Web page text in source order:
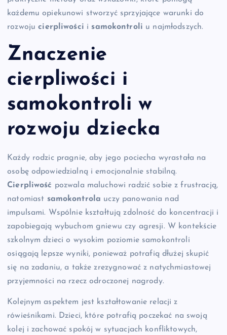
każdemu opiekunowi stworzyć sprzyjające warunki do
rozwojucierpliwości i samokontroli u najmłodszych.
Znaczenie
cierpliwości i
samokontroli w
rozwoju dziecka
Każdy rodzic pragnie, aby jego pociecha wyrastała na
osobę odpowiedzialną i emocjonalnie stabilną.
Cierpliwość pozwala maluchowi radzić sobie z frustracją,
natomiast samokontrola uczy panowania nad
impulsami. Wspólnie kształtują zdolność do koncentracji i
zapobiegają wybuchom gniewu czy agresji. W kontekście
szkolnym dzieci o wysokim poziomie samokontroli
osiągają lepsze wyniki, ponieważ potrafią dłużej skupić
się na zadaniu, a także zrezygnować z natychmiastowej
przyjemności na rzecz odroczonej nagrody.
Kolejnym aspektem jest kształtowanie relacji z
rówieśnikami. Dzieci, które potrafią poczekać na swoją
kolej i zachować spokój w sytuacjach konfliktowych,